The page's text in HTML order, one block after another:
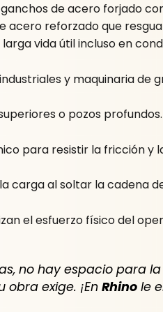
de acero forjado
reforzado que
vida útil incluso en
y maquinaria de
o pozos profundos.
para resistir la fricción y
carga al soltar la cadena
el esfuerzo físico del
no hay espacio para
obra exige. ¡EnRhino le